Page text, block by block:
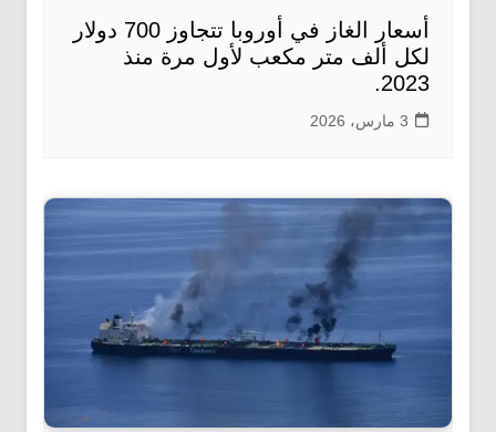
أسعار الغاز في أوروبا تتجاوز 700 دولار
لكل ألف متر مكعب لأول مرة منذ
2023.
3 مارس، 2026